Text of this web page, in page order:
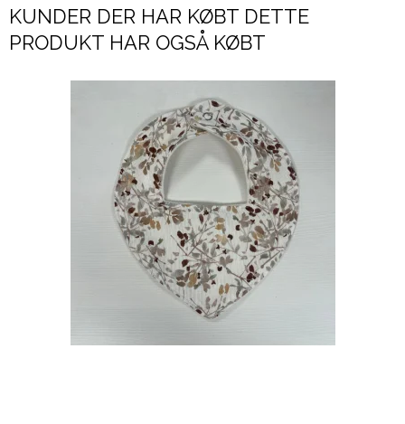
KUNDER DER HAR KØBT DETTE
PRODUKT HAR OGSÅ KØBT